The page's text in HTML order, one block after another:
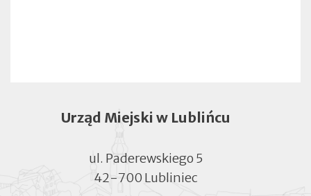
Urząd Miejski w Lublińcu
ul. Paderewskiego 5
42-700 Lubliniec